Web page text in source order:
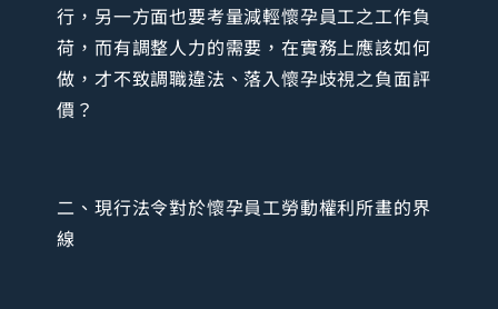
行，另一方面也要考量減輕懷孕員工之工作負
荷，而有調整人力的需要，在實務上應該如何
做，才不致調職違法、落入懷孕歧視之負面評
價？
二、現行法令對於懷孕員工勞動權利所畫的界
線